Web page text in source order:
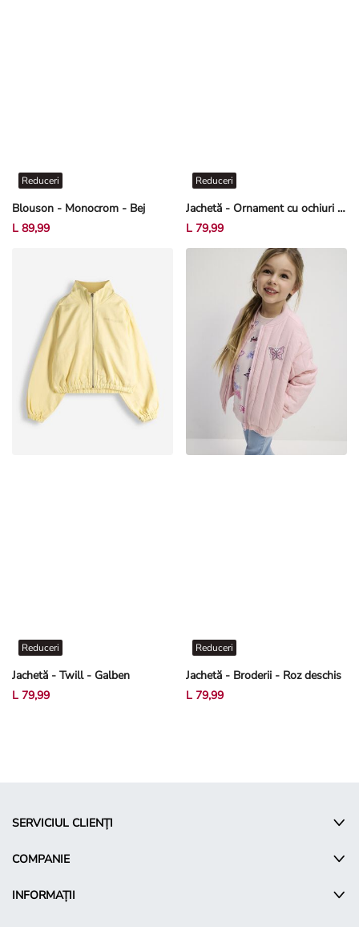
Blouson - Monocrom - Bej
Reduceri
L 89,99
Jachetă - Ornament cu ochiuri - Albastru închis
Reduceri
L 79,99
Jachetă - Twill - Galben
Reduceri
L 79,99
Jachetă - Broderii - Roz deschis
Reduceri
L 79,99
SERVICIUL CLIENȚI
COMPANIE
INFORMAȚII